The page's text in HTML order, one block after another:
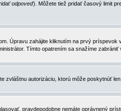
odpoveď). Môžete tiež pridať časový limit
Úpravu zahájite kliknutím na prvý
Tímto opatrením sa snažíme zabrániť
autorizáciu, ktorú môže poskytnúť
pravdepodobne nemáte oprávnený